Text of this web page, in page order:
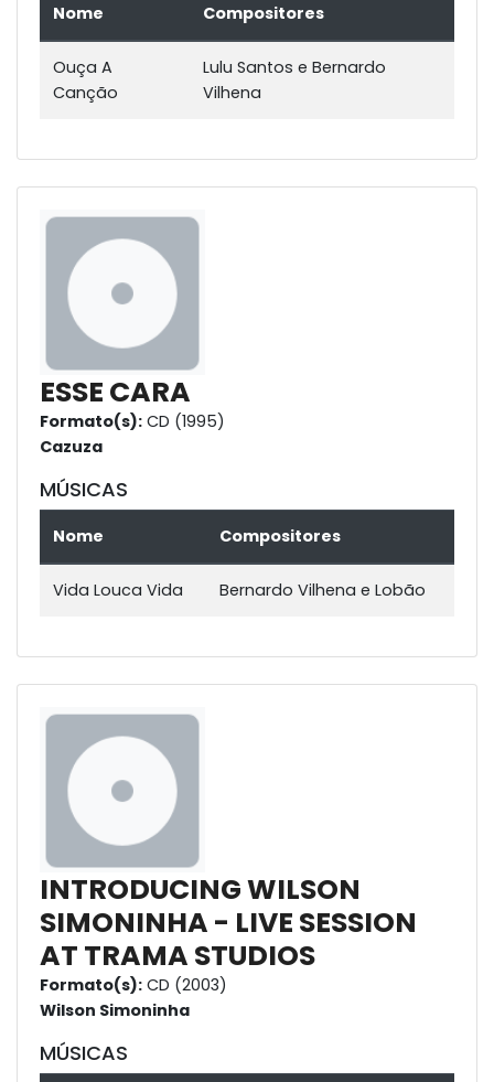
Nome Compositores
Ouça A
Canção
Lulu Santos e Bernardo
Vilhena
ESSE CARA
Formato(s): CD (1995)
Cazuza
MÚSICAS
Nome Compositores
Vida Louca Vida Bernardo Vilhena e Lobão
INTRODUCING WILSON
SIMONINHA - LIVE SESSION
AT TRAMA STUDIOS
Formato(s): CD (2003)
Wilson Simoninha
MÚSICAS